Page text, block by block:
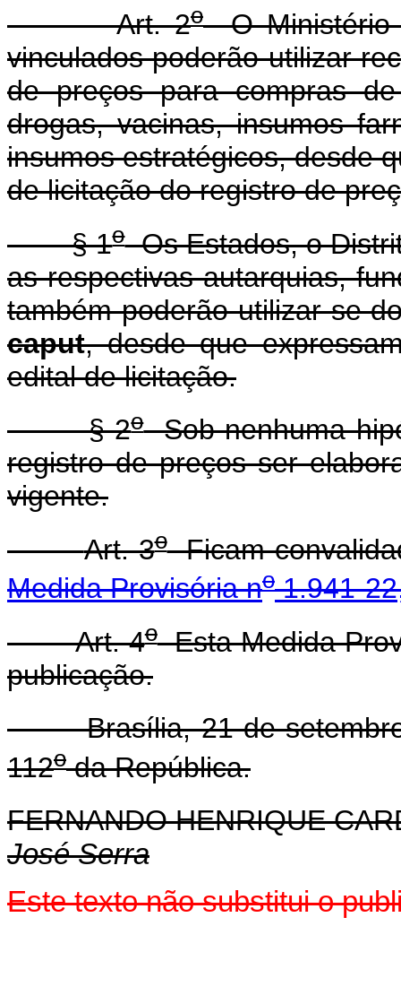
Art. 2oO Ministério
vinculados poderão utilizar
de preços para compras
drogas, vacinas, insumos
insumos estratégicos, desde
de licitação do registro de
§ 1oOs Estados, o
as respectivas autarquias,
também poderão utilizar-se
caput, desde que
edital de licitação.
§ 2oSob nenhuma
registro de preços ser
vigente.
Art. 3oFicam
Medida Provisória no1.941-
Art. 4oEsta Medida
publicação.
Brasília, 21 de setembro
112oda República.
FERNANDO HENRIQUE
José Serra
Este texto não substitui o